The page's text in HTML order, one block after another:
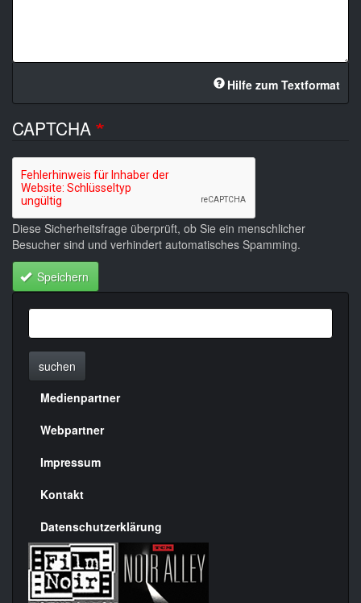
Hilfe zum Textformat
CAPTCHA
Diese Sicherheitsfrage überprüft, ob Sie ein menschlicher
Besucher sind und verhindert automatisches Spamming.
Speichern
suchen
Menülinks
rechte
Seite
Medienpartner
Webpartner
Impressum
Kontakt
Datenschutzerklärung